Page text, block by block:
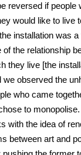
reversed if people
would like to live
installation was
the relationship
they live [the
we observed the
who came
to
with the idea of
between art and